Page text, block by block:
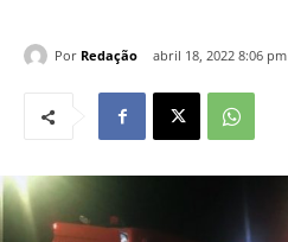
Por Redação abril 18, 2022 8:06 pm